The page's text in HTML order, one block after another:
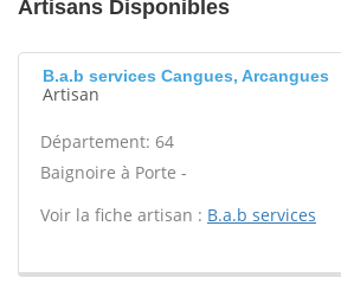
Artisans Disponibles
B.a.b services Cangues, Arcangues
Artisan
Département: 64
Baignoire à Porte -
Voir la fiche artisan : B.a.b services